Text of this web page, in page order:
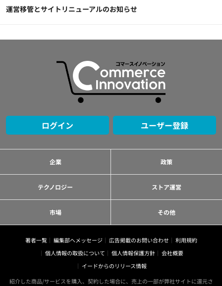
運営移管とサイトリニューアルのお知らせ
ログイン ユーザー登録
企業 政策
テクノロジー ストア運営
市場 その他
著者一覧 編集部へメッセージ 広告掲載のお問い合わせ
利用規約
個人情報の取扱について
個人情報保護方針
会社概要
イードからのリリース情報
紹介した商品/サービスを購入、契約した場合に、売上の一部が弊社サイトに還元さ